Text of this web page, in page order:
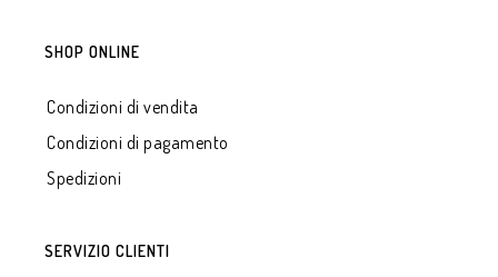
SHOP ONLINE
Condizioni di vendita
Condizioni di pagamento
Spedizioni
SERVIZIO CLIENTI